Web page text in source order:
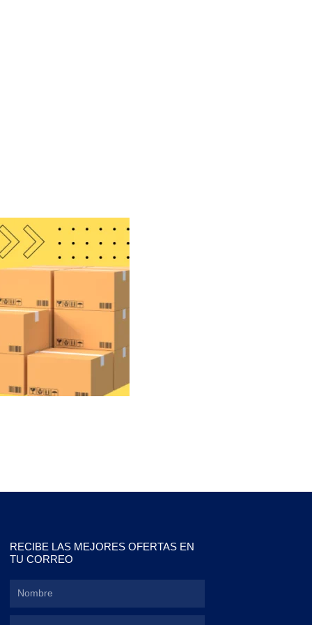
RECIBE LAS MEJORES OFERTAS EN
TU CORREO